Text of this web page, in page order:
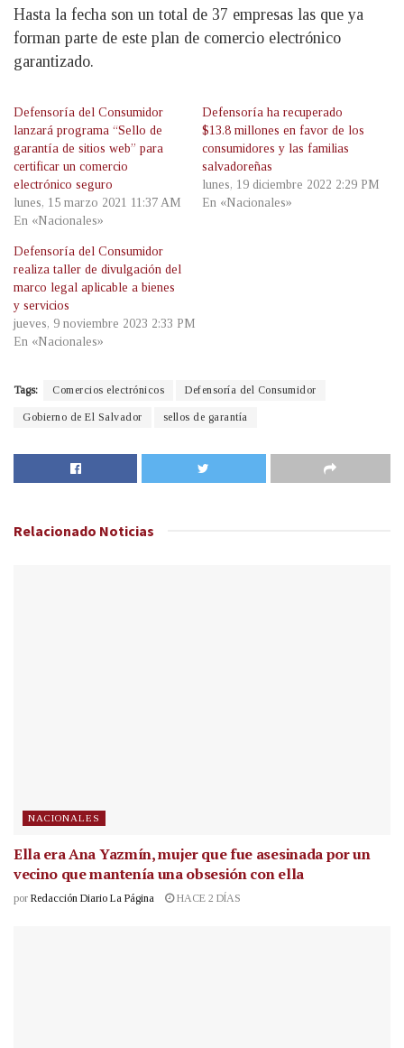
Hasta la fecha son un total de 37 empresas las que ya
forman parte de este plan de comercio electrónico
garantizado.
Defensoría del Consumidor
lanzará programa “Sello de
garantía de sitios web” para
certificar un comercio
electrónico seguro
lunes, 15 marzo 2021 11:37 AM
En «Nacionales»
Defensoría ha recuperado
$13.8 millones en favor de los
consumidores y las familias
salvadoreñas
lunes, 19 diciembre 2022 2:29 PM
En «Nacionales»
Defensoría del Consumidor
realiza taller de divulgación del
marco legal aplicable a bienes
y servicios
jueves, 9 noviembre 2023 2:33 PM
En «Nacionales»
Tags: Comercios electrónicos Defensoría del Consumidor
Gobierno de El Salvador sellos de garantía
Relacionado Noticias
NACIONALES
Ella era Ana Yazmín, mujer que fue asesinada por un
vecino que mantenía una obsesión con ella
por Redacción Diario La Página HACE 2 DÍAS